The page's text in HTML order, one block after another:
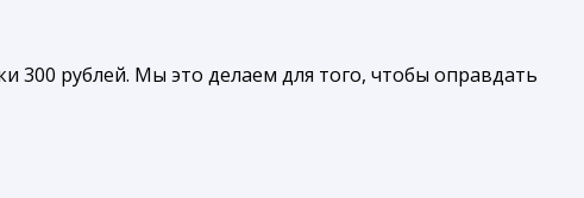
300 рублей. Мы это делаем для того, чтобы оправдать